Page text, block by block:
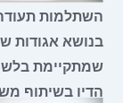
השתלמות תעודה
בנושא אגודות
שמתקיימת
הדין בשיתוף